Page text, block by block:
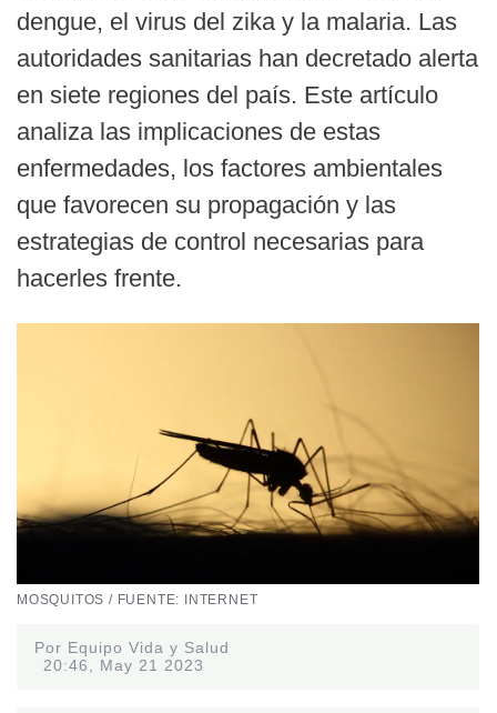
dengue, el virus del zika y la malaria. Las
autoridades sanitarias han decretado alerta
en siete regiones del país. Este artículo
analiza las implicaciones de estas
enfermedades, los factores ambientales
que favorecen su propagación y las
estrategias de control necesarias para
hacerles frente.
MOSQUITOS / FUENTE: INTERNET
Por Equipo Vida y Salud
20:46, May 21 2023